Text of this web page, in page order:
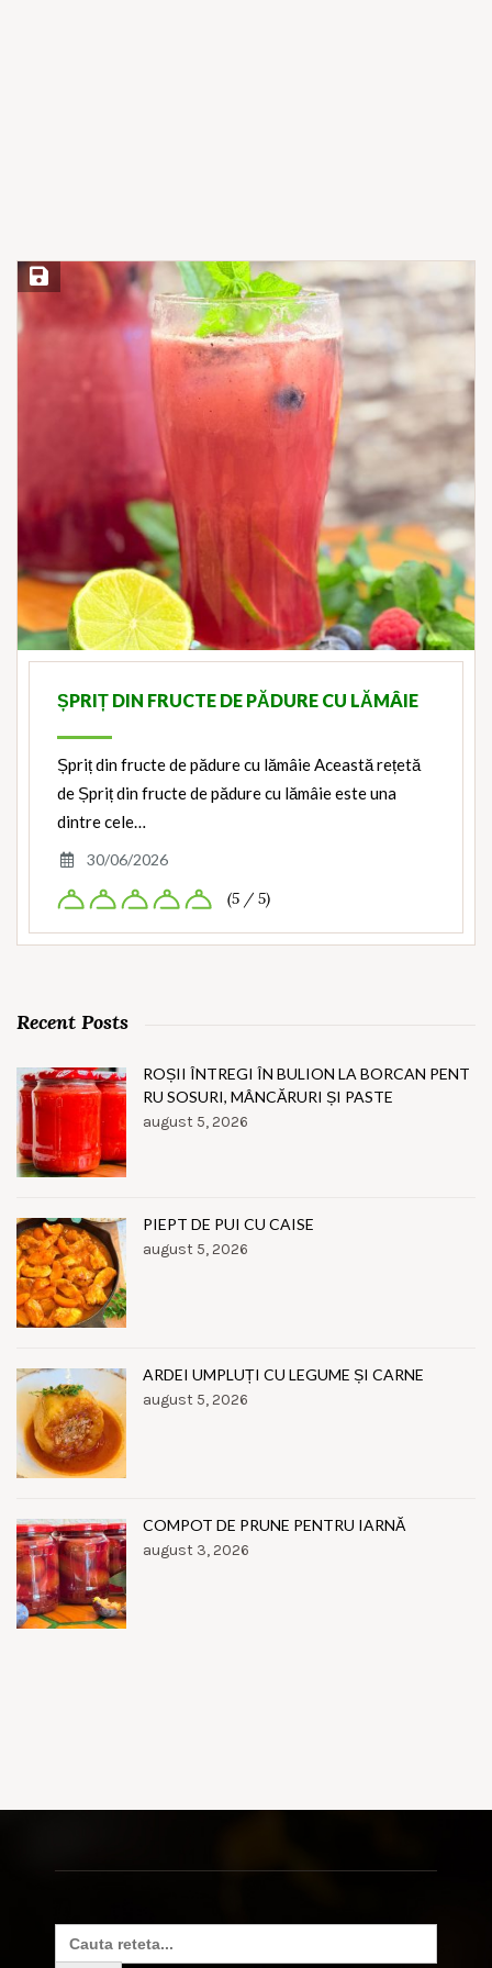
Save Recipe
ȘPRIȚ DIN FRUCTE DE PĂDURE CU LĂMÂIE
Șpriț din fructe de pădure cu lămâie Această rețetă
de Șpriț din fructe de pădure cu lămâie este una
dintre cele…
30/06/2026
(5 / 5)
Recent Posts
ROȘII ÎNTREGI ÎN BULION LA BORCAN PENT
RU SOSURI, MÂNCĂRURI ȘI PASTE
august 5, 2026
PIEPT DE PUI CU CAISE
august 5, 2026
ARDEI UMPLUȚI CU LEGUME ȘI CARNE
august 5, 2026
COMPOT DE PRUNE PENTRU IARNĂ
august 3, 2026
Search
for: